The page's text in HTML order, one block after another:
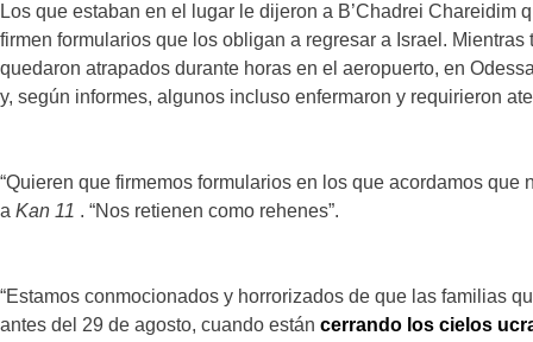
Los que estaban en el lugar le dijeron a B’Chadrei Chareidim
firmen formularios que los obligan a regresar a Israel. Mientras
quedaron atrapados durante horas en el aeropuerto, en
y, según informes, algunos incluso enfermaron y requirieron
“Quieren que firmemos formularios en los que acordamos que
a Kan 11 . “Nos retienen como rehenes”.
“Estamos conmocionados y horrorizados de que las familias
antes del 29 de agosto, cuando están cerrando los cielos